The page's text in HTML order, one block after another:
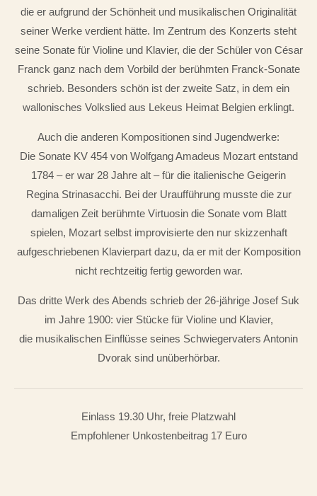
die er aufgrund der Schönheit und musikalischen Originalität
seiner Werke verdient hätte. Im Zentrum des Konzerts steht
seine Sonate für Violine und Klavier, die der Schüler von César
Franck ganz nach dem Vorbild der berühmten Franck-Sonate
schrieb. Besonders schön ist der zweite Satz, in dem ein
wallonisches Volkslied aus Lekeus Heimat Belgien erklingt.
Auch die anderen Kompositionen sind Jugendwerke:
Die Sonate KV 454 von Wolfgang Amadeus Mozart entstand
1784 – er war 28 Jahre alt – für die italienische Geigerin
Regina Strinasacchi. Bei der Uraufführung musste die zur
damaligen Zeit berühmte Virtuosin die Sonate vom Blatt
spielen, Mozart selbst improvisierte den nur skizzenhaft
aufgeschriebenen Klavierpart dazu, da er mit der Komposition
nicht rechtzeitig fertig geworden war.
Das dritte Werk des Abends schrieb der 26-jährige Josef Suk
im Jahre 1900: vier Stücke für Violine und Klavier,
die musikalischen Einflüsse seines Schwiegervaters Antonin
Dvorak sind unüberhörbar.
Einlass 19.30 Uhr, freie Platzwahl
Empfohlener Unkostenbeitrag 17 Euro